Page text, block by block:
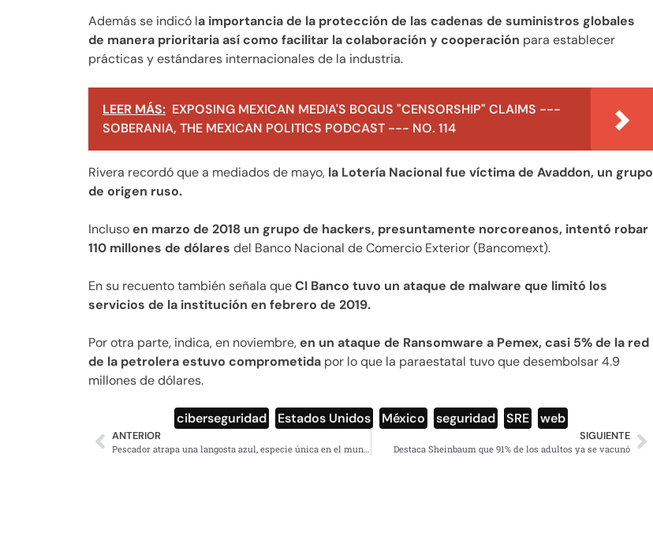
Además se indicó la importancia de la protección de las cadenas de suministros globales
de manera prioritaria así como facilitar la colaboración y cooperación para establecer
prácticas y estándares internacionales de la industria.
LEER MÁS: EXPOSING MEXICAN MEDIA'S BOGUS "CENSORSHIP" CLAIMS ---
SOBERANIA, THE MEXICAN POLITICS PODCAST --- NO. 114
Rivera recordó que a mediados de mayo, la Lotería Nacional fue víctima de Avaddon, un grupo
de origen ruso.
Inclusoen marzo de 2018 un grupo de hackers, presuntamente norcoreanos, intentó robar
110 millones de dólares del Banco Nacional de Comercio Exterior (Bancomext).
En su recuento también señala queCI Banco tuvo un ataque de malware que limitó los
servicios de la institución en febrero de 2019.
Por otra parte, indica, en noviembre,en un ataque de Ransomware a Pemex, casi 5% de la red
de la petrolera estuvo comprometida por lo que la paraestatal tuvo que desembolsar 4.9
millones de dólares.
ciberseguridad Estados Unidos México seguridad SRE web
ANTERIOR SIGUIENTE
Destaca Sheinbaum que 91% de los adultos ya se vacunó